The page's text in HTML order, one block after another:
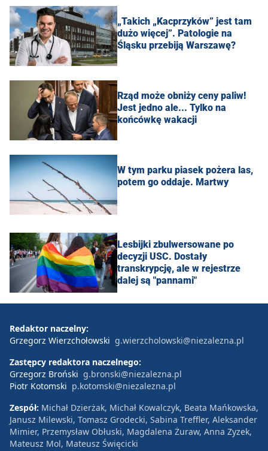
„Takich „Kacprzyków” jest tam
dużo więcej”. Patologie na
Śląsku przebiją Warszawę?
Rząd może obniży ceny paliw!
Jest jedno ale... Tylko na
końcówkę wakacji
W tym parku piasek pożera las,
potem go oddaje. Martwy
Lesbijki zbulwersowane po
decyzji USC. Dostały
transkrypcję, ale w rejestrze
dalej są "pannami"
Redaktor naczelny:
Grzegorz Wierzchołowski g.wierzcholowski@niezalezna.pl
Zastępcy redaktora naczelnego:
Grzegorz Broński g.bronski@niezalezna.pl
Piotr Kotomski p.kotomski@niezalezna.pl
Zespół: Michał Dzierżak, Michał Kowalczyk, Beata Mańkowska,
Janusz Milewski, Tomasz Grodecki, Sabina Treffler, Aleksander
Mimier, Przemysław Obłuski, Magdalena Żuraw, Anna Zyzek,
Mateusz Mol, Mateusz Święcicki